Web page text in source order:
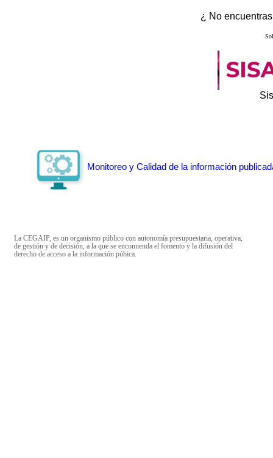
¿ No
Monitoreo y Calidad de la información
La CEGAIP, es un organismo público con autonomía presupuestaria, operativa,
de gestión y de decisión, a la que se encomienda el fomento y la difusión del
derecho de acceso a la información púbica.